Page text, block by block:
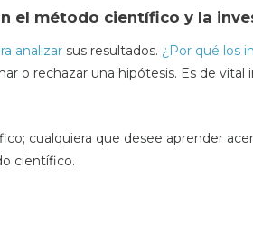
el método científico y la
analizar sus resultados. ¿Por qué los
o rechazar una hipótesis. Es de vital
cualquiera que desee aprender
científico.